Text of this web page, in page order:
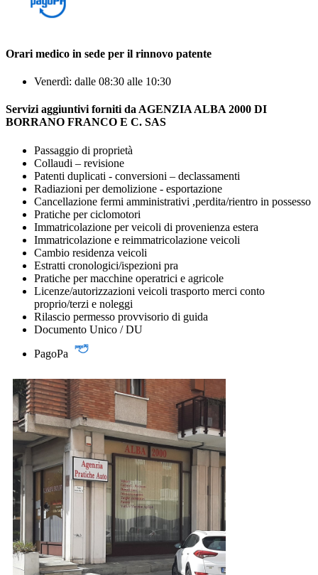
Orari medico in sede per il rinnovo patente
Venerdì: dalle 08:30 alle 10:30
Servizi aggiuntivi forniti da AGENZIA ALBA 2000 DI
BORRANO FRANCO E C. SAS
Passaggio di proprietà
Collaudi – revisione
Patenti duplicati - conversioni – declassamenti
Radiazioni per demolizione - esportazione
Cancellazione fermi amministrativi ,perdita/rientro in possesso
Pratiche per ciclomotori
Immatricolazione per veicoli di provenienza estera
Immatricolazione e reimmatricolazione veicoli
Cambio residenza veicoli
Estratti cronologici/ispezioni pra
Pratiche per macchine operatrici e agricole
Licenze/autorizzazioni veicoli trasporto merci conto
proprio/terzi e noleggi
Rilascio permesso provvisorio di guida
Documento Unico / DU
PagoPa